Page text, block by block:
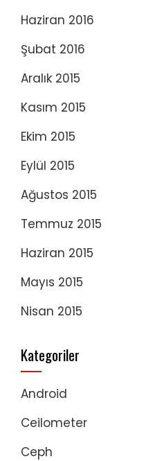
Haziran 2016
Şubat 2016
Aralık 2015
Kasım 2015
Ekim 2015
Eylül 2015
Ağustos 2015
Temmuz 2015
Haziran 2015
Mayıs 2015
Nisan 2015
Kategoriler
Android
Ceilometer
Ceph